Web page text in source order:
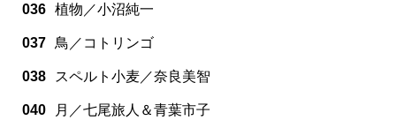
036 植物／小沼純一
037 鳥／コトリンゴ
038 スペルト小麦／奈良美智
040 月／七尾旅人＆青葉市子